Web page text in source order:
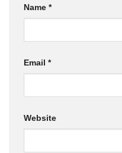
Name *
Email *
Website